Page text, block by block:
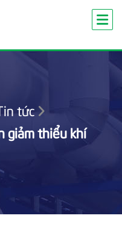
tức
giảm thiểu khí